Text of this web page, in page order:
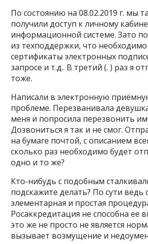
По состоянию на 08.02.2019 г. мы
получили доступ к личному
информационной системе. Зато
из техподдержки, что
сертификаты электронных
запросе и т.д.. В третий (. ) раз я
тоже.
Написали в электронную
проблеме. Перезванивала
меня и попросила перезвонить им
Дозвониться я так и не смог.
на бумаге почтой, с описанием
сколько раз необходимо будет
одно и то же?
Кто-нибудь с подобным
подскажите делать? По сути
элементарная и простая
Росаккредитация не способна ее
это же не просто не является
вызывает возмущение и